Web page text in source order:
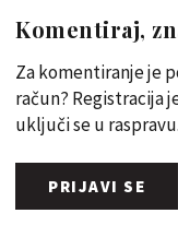
Komentiraj,
Za komentiranje je
račun? Registracija
uključi se u raspravu.
PRIJAVI SE